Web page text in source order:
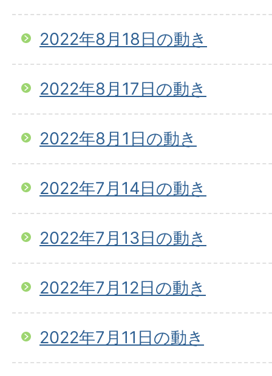
2022年8月18日の動き
2022年8月17日の動き
2022年8月1日の動き
2022年7月14日の動き
2022年7月13日の動き
2022年7月12日の動き
2022年7月11日の動き